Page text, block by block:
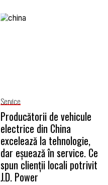
Service
Producătorii de vehicule
electrice din China
excelează la tehnologie,
dar eșuează în service. Ce
spun clienții locali potrivit
J.D. Power